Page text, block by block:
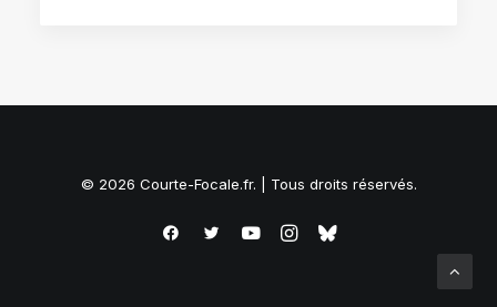
© 2026 Courte-Focale.fr. | Tous droits réservés.